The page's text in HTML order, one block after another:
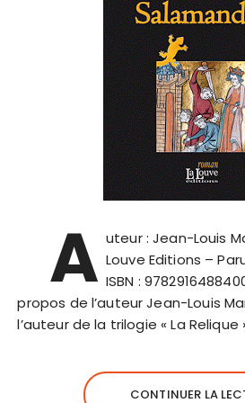
A uteur : Jean-Louis
Louve Editions –
ISBN :
propos de l’auteur Jean-Louis
l’auteur de la trilogie « La Relique
CONTINUER LA